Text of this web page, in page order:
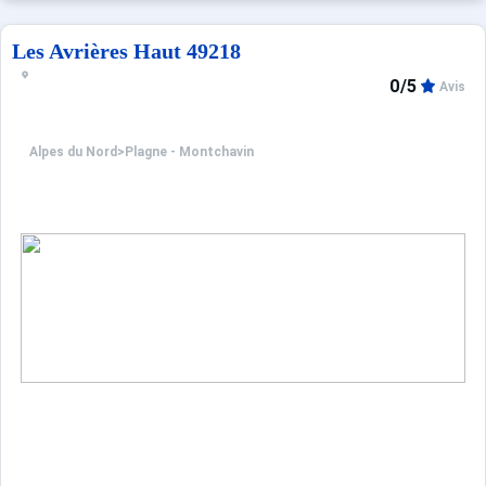
Montchavin c'est le plaisir d'un séjour alliant sport,
Les Avrières Haut 49218
Alpes du Nord > Plagne - Montchavin
0/5 Avis